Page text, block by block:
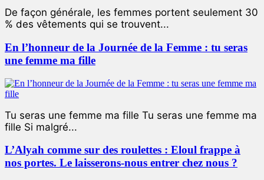
De façon générale, les femmes portent seulement 30
% des vêtements qui se trouvent...
En l’honneur de la Journée de la Femme : tu seras
une femme ma fille
Tu seras une femme ma fille Tu seras une femme ma
fille Si malgré...
L’Alyah comme sur des roulettes : Eloul frappe à
nos portes. Le laisserons-nous entrer chez nous ?